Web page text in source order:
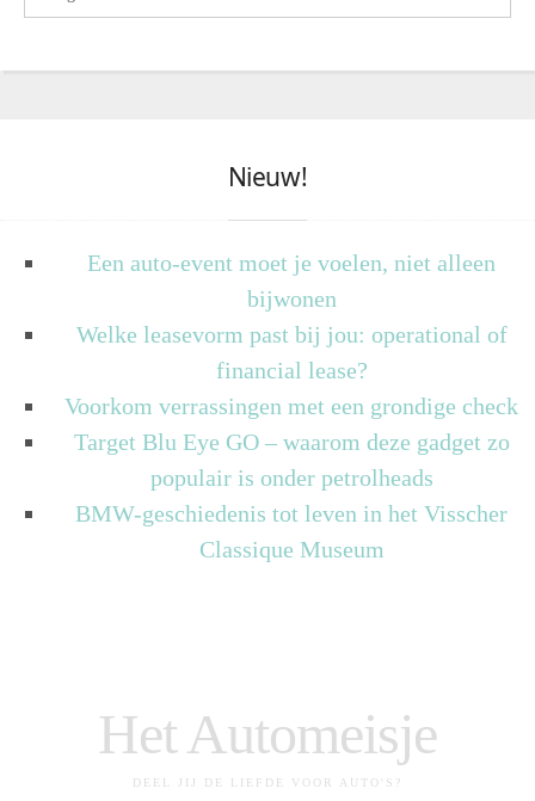
Nieuw!
Een auto-event moet je voelen, niet alleen
bijwonen
Welke leasevorm past bij jou: operational of
financial lease?
Voorkom verrassingen met een grondige check
Target Blu Eye GO – waarom deze gadget zo
populair is onder petrolheads
BMW-geschiedenis tot leven in het Visscher
Classique Museum
Het Automeisje
DEEL JIJ DE LIEFDE VOOR AUTO'S?